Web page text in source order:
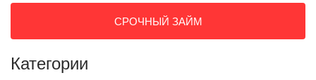
СРОЧНЫЙ ЗАЙМ
Категории